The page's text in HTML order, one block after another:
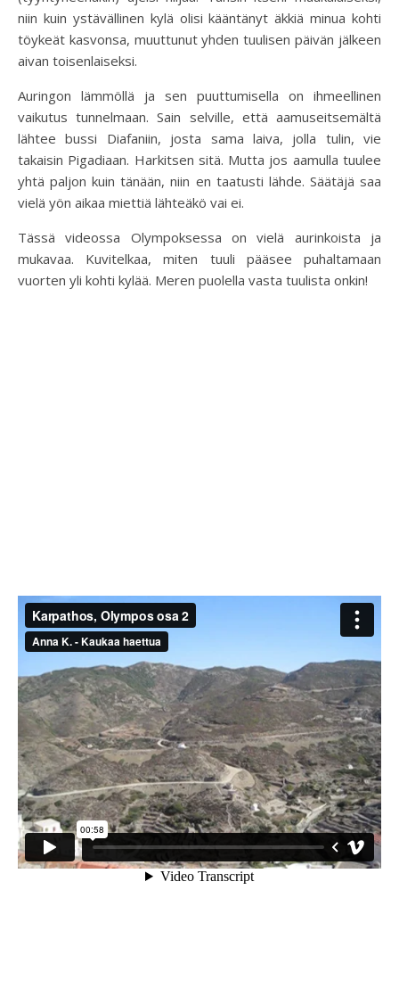
niin kuin ystävällinen kylä olisi kääntänyt äkkiä minua kohti
töykeät kasvonsa, muuttunut yhden tuulisen päivän jälkeen
aivan toisenlaiseksi.
Auringon lämmöllä ja sen puuttumisella on ihmeellinen
vaikutus tunnelmaan. Sain selville, että aamuseitsemältä
lähtee bussi Diafaniin, josta sama laiva, jolla tulin, vie
takaisin Pigadiaan. Harkitsen sitä. Mutta jos aamulla tuulee
yhtä paljon kuin tänään, niin en taatusti lähde. Säätäjä saa
vielä yön aikaa miettiä lähteäkö vai ei.
Tässä videossa Olympoksessa on vielä aurinkoista ja
mukavaa. Kuvitelkaa, miten tuuli pääsee puhaltamaan
vuorten yli kohti kylää. Meren puolella vasta tuulista onkin!